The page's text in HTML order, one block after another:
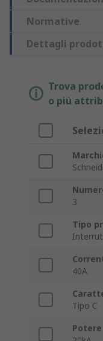
Normative
Dettagli
Trova
o più
3
Tipo
40A
Tipo C